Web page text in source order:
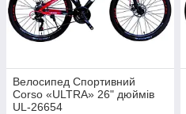
Велосипед Спортивний
Corso «ULTRA» 26" дюймів
UL-26654